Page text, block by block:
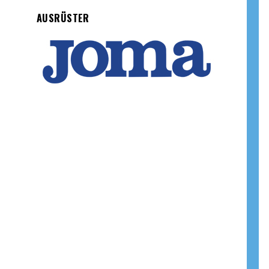
AUSRÜSTER